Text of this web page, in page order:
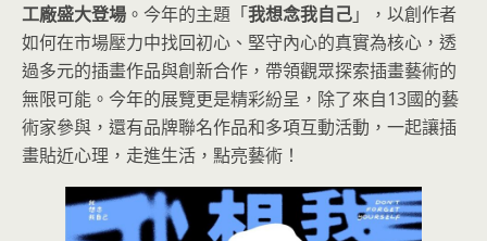
工廠盛大登場 。今年的主題「我想念我自己」，以創作者
如何在市場壓力中找回初心、堅守內心的真實為核心，透
過多元的插畫作品與創新合作，帶領觀眾探索插畫藝術的
無限可能。今年的展覽更是精彩紛呈，除了來自13國的藝
術家參與，還有品牌聯名作品和多項互動活動，一起讓插
畫貼近心理，走進生活，點亮藝術！